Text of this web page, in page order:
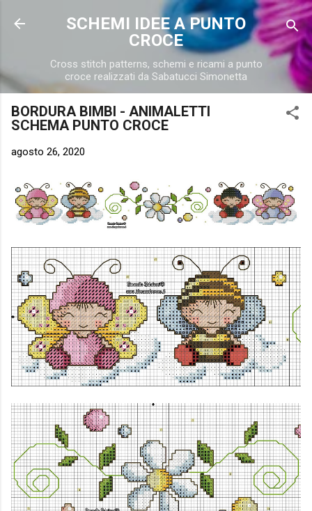
Passa ai contenuti principali
SCHEMI IDEE A PUNTO
CROCE
Cross stitch patterns, schemi e ricami a punto
croce realizzati da Sabatucci Simonetta
BORDURA BIMBI - ANIMALETTI
SCHEMA PUNTO CROCE
agosto 26, 2020